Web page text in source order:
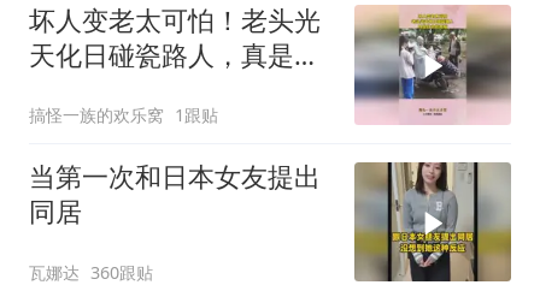
坏人变老太可怕！老头光
天化日碰瓷路人，真是社
搞怪一族的欢乐窝 1跟贴
当第一次和日本女友提出
同居
瓦娜达 360跟贴